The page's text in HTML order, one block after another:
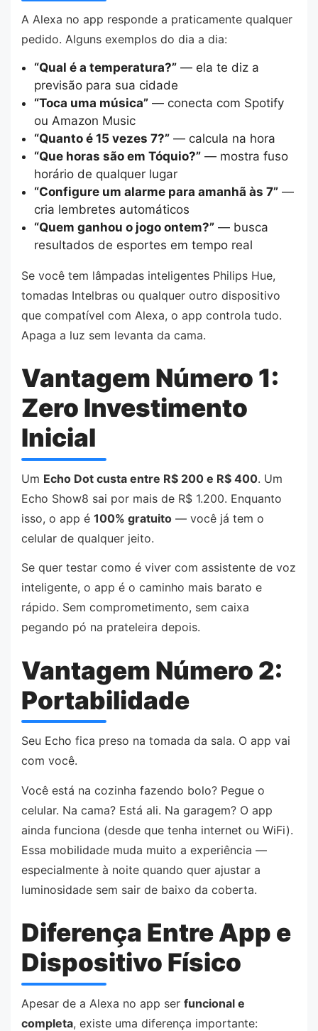
A Alexa no app responde a praticamente qualquer
pedido. Alguns exemplos do dia a dia:
“Qual é a temperatura?”— ela te diz a
previsão para sua cidade
“Toca uma música”— conecta com Spotify
ou Amazon Music
“Quanto é 15 vezes 7?”— calcula na hora
“Que horas são em Tóquio?”— mostra fuso
horário de qualquer lugar
“Configure um alarme para amanhã às 7”—
cria lembretes automáticos
“Quem ganhou o jogo ontem?”— busca
resultados de esportes em tempo real
Se você tem lâmpadas inteligentes Philips Hue,
tomadas Intelbras ou qualquer outro dispositivo
que compatível com Alexa, o app controla tudo.
Apaga a luz sem levanta da cama.
Vantagem Número 1:
Zero Investimento
Inicial
Um Echo Dot custa entre R$ 200 e R$ 400. Um
Echo Show8 sai por mais de R$ 1.200. Enquanto
isso, o app é 100% gratuito — você já tem o
celular de qualquer jeito.
Se quer testar como é viver com assistente de voz
inteligente, o app é o caminho mais barato e
rápido. Sem comprometimento, sem caixa
pegando pó na prateleira depois.
Vantagem Número 2:
Portabilidade
Seu Echo fica preso na tomada da sala. O app vai
com você.
Você está na cozinha fazendo bolo? Pegue o
celular. Na cama? Está ali. Na garagem? O app
ainda funciona (desde que tenha internet ou WiFi).
Essa mobilidade muda muito a experiência —
especialmente à noite quando quer ajustar a
luminosidade sem sair de baixo da coberta.
Diferença Entre App e
Dispositivo Físico
Apesar de a Alexa no app ser funcional e
completa, existe uma diferença importante: